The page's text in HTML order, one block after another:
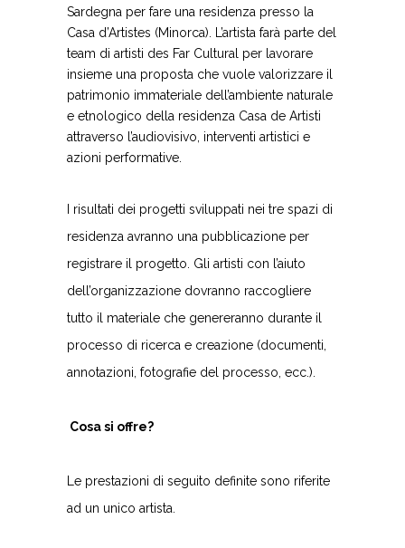
Sardegna per fare una residenza presso la
Casa d’Artistes (Minorca). L’artista farà parte del
team di artisti des Far Cultural per lavorare
insieme una proposta che vuole valorizzare il
patrimonio immateriale dell’ambiente naturale
e etnologico della residenza Casa de Artisti
attraverso l’audiovisivo, interventi artistici e
azioni performative.
I risultati dei progetti sviluppati nei tre spazi di
residenza avranno una pubblicazione per
registrare il progetto. Gli artisti con l’aiuto
dell’organizzazione dovranno raccogliere
tutto il materiale che genereranno durante il
processo di ricerca e creazione (documenti,
annotazioni, fotografie del processo, ecc.).
Cosa si offre?
Le prestazioni di seguito definite sono riferite
ad un unico artista.